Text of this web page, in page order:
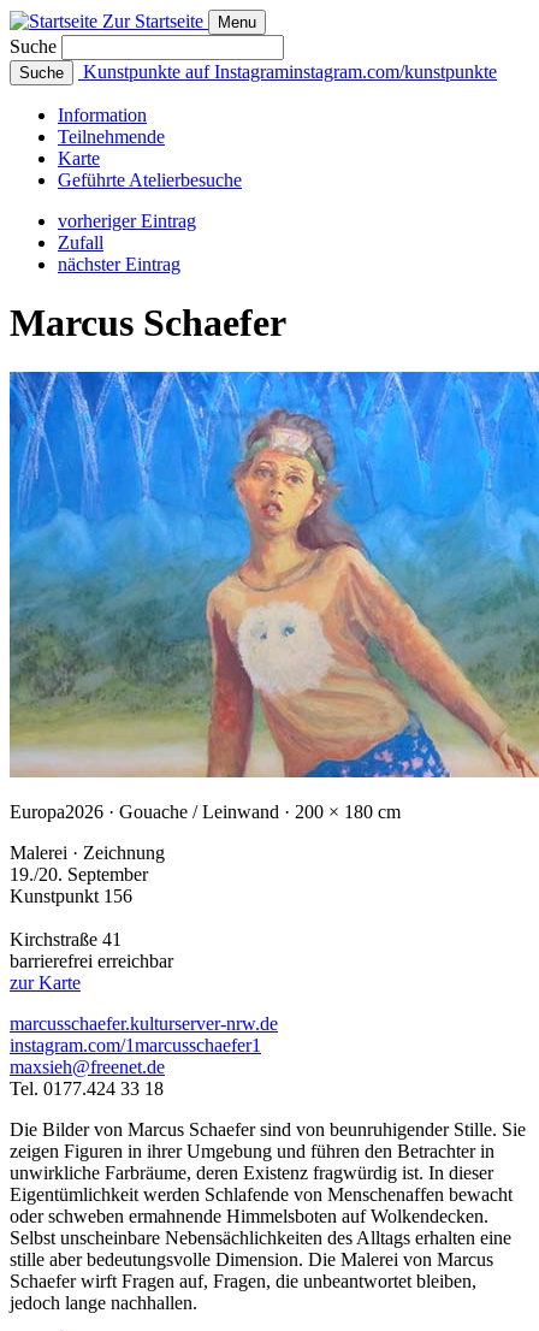
Zur Startseite Menu
Suche
Suche Kunstpunkte auf Instagraminstagram.com/kunstpunkte
Information
Teilnehmende
Karte
Geführte Atelierbesuche
vorheriger Eintrag
Zufall
nächster Eintrag
Marcus Schaefer
Europa2026 · Gouache / Leinwand · 200 × 180 cm
Malerei · Zeichnung
19./20. September
Kunstpunkt 156
Kirchstraße 41
barrierefrei erreichbar
zur Karte
marcusschaefer.kulturserver-nrw.de
instagram.com/1marcusschaefer1
maxsieh@freenet.de
Tel. 0177.424 33 18
Die Bilder von Marcus Schaefer sind von beunruhigender Stille. Sie
zeigen Figuren in ihrer Umgebung und führen den Betrachter in
unwirkliche Farbräume, deren Existenz fragwürdig ist. In dieser
Eigentümlichkeit werden Schlafende von Menschenaffen bewacht
oder schweben ermahnende Himmelsboten auf Wolkendecken.
Selbst unscheinbare Nebensächlichkeiten des Alltags erhalten eine
stille aber bedeutungsvolle Dimension. Die Malerei von Marcus
Schaefer wirft Fragen auf, Fragen, die unbeantwortet bleiben,
jedoch lange nachhallen.